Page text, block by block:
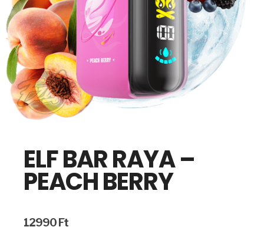
ELF BAR RAYA –
PEACH BERRY
12990 Ft